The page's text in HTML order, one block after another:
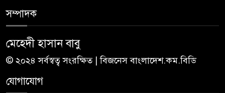
সম্পাদক
মেহেদী হাসান বাবু
© ২০২৪ সর্বস্বত্ব সংরক্ষিত | বিজনেস বাংলাদেশ.কম.বিডি
যোগাযোগ